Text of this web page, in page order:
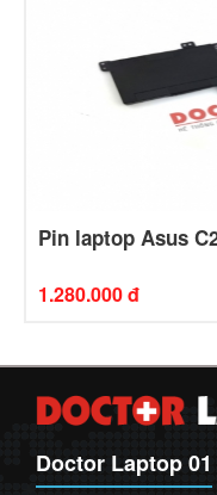
Pin laptop Asus
1.280.000 đ
Doctor Laptop 01